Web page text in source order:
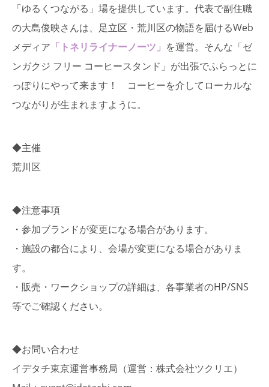
「ゆるくつながる」場を提供しています。代表で副住職
の大島俊映さんは、足立区・荒川区の物語を届けるWeb
メディア 「トネリライナーノーツ」 を運営。そんな「ゼ
ンガクジ フリー コーヒースタンド」が出張でふらっとに
っぽりにやって来ます！ コーヒーを介してローカルな
つながりが生まれますように。
◆主催
荒川区
◆注意事項
・参加ブランドが変更になる場合があります。
・施設の都合により、会場が変更になる場合がありま
す。
・販売・ワークショップの詳細は、各事業者のHP/SNS
等でご確認ください。
◆お問い合わせ
イデタチ東京運営事務局（運営：株式会社ツクリエ）